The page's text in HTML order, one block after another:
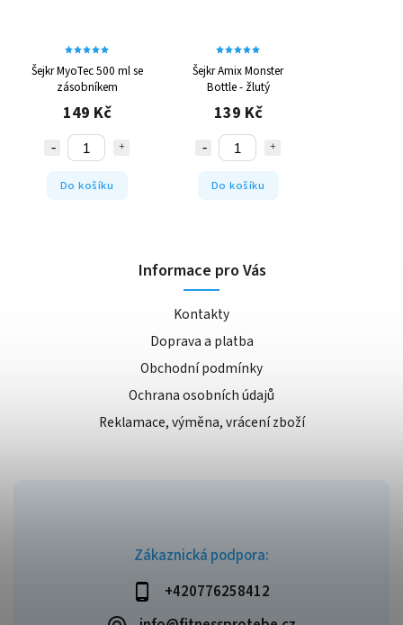
Šejkr MyoTec 500 ml se
zásobníkem
149 Kč
Do košíku
Šejkr Amix Monster
Bottle - žlutý
139 Kč
Do košíku
Zákaznická podpora:
+420776258412
Informace pro Vás
Kontakty
Doprava a platba
Obchodní podmínky
Ochrana osobních údajů
Reklamace, výměna, vrácení zboží